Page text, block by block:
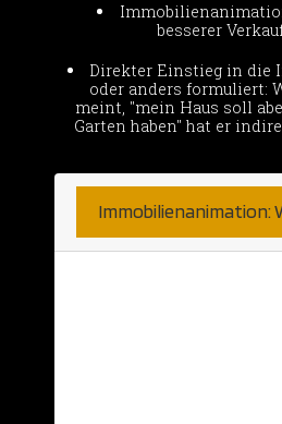
besserer
Direkter Einstieg in die
oder anders formuliert:
meint, "mein Haus soll
Garten haben" hat er
Immobilienanimation: